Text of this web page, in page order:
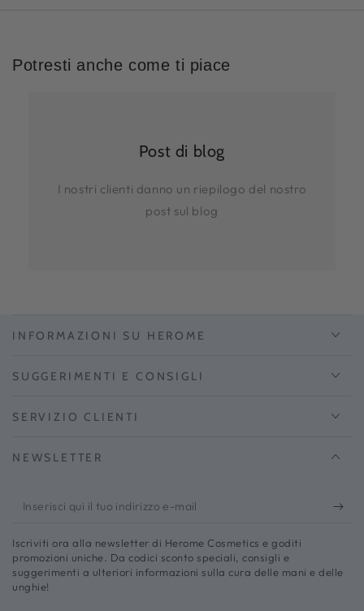
Potresti anche come ti piace
Post di blog
I nostri clienti danno un riepilogo del nostro
post sul blog
INFORMAZIONI SU HEROME
SUGGERIMENTI E CONSIGLI
SERVIZIO CLIENTI
NEWSLETTER
Inserisci
il
tuo
Iscriviti ora alla newsletter di Herome Cosmetics e goditi
promozioni uniche. Da codici sconto speciali, consigli e
suggerimenti a ulteriori informazioni sulla cura delle mani e delle
unghie!